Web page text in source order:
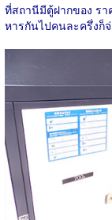
ที่สถานีมีตู้ฝากของ ร
หารกันไปคนละครึ่งก็